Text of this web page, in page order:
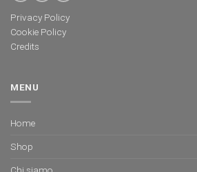
Privacy Policy
Cookie Policy
Credits
MENU
Home
Shop